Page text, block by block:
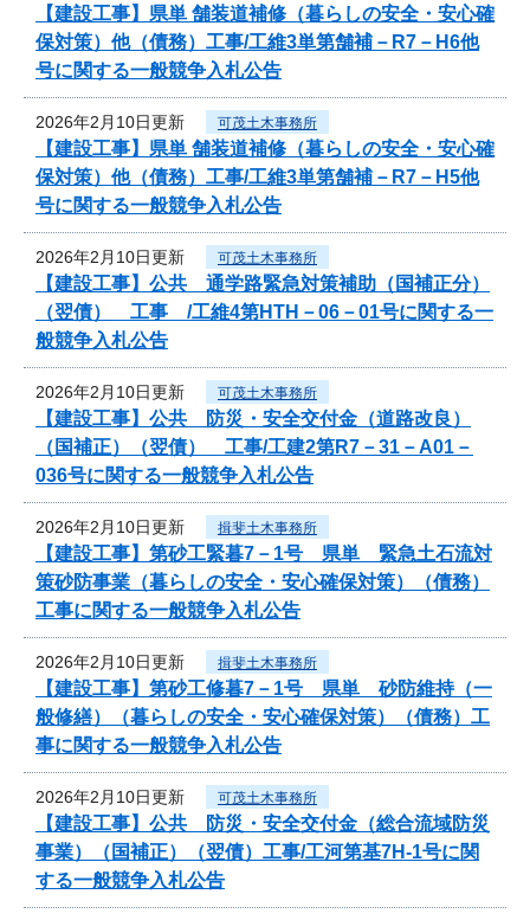
【建設工事】県単 舗装道補修（暮らしの安全・安心確
保対策）他（債務）工事/工維3単第舗補－R7－H6他
号に関する一般競争入札公告
2026年2月10日更新 可茂土木事務所
【建設工事】県単 舗装道補修（暮らしの安全・安心確
保対策）他（債務）工事/工維3単第舗補－R7－H5他
号に関する一般競争入札公告
2026年2月10日更新 可茂土木事務所
【建設工事】公共 通学路緊急対策補助（国補正分）
（翌債） 工事 /工維4第HTH－06－01号に関する一
般競争入札公告
2026年2月10日更新 可茂土木事務所
【建設工事】公共 防災・安全交付金（道路改良）
（国補正）（翌債） 工事/工建2第R7－31－A01－
036号に関する一般競争入札公告
2026年2月10日更新 揖斐土木事務所
【建設工事】第砂工緊暮7－1号 県単 緊急土石流対
策砂防事業（暮らしの安全・安心確保対策）（債務）
工事に関する一般競争入札公告
2026年2月10日更新 揖斐土木事務所
【建設工事】第砂工修暮7－1号 県単 砂防維持（一
般修繕）（暮らしの安全・安心確保対策）（債務）工
事に関する一般競争入札公告
2026年2月10日更新 可茂土木事務所
【建設工事】公共 防災・安全交付金（総合流域防災
事業）（国補正）（翌債）工事/工河第基7H-1号に関
する一般競争入札公告